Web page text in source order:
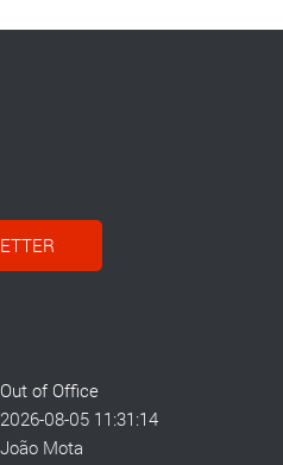
Out of Office
2026-08-05 11:31:14
João Mota